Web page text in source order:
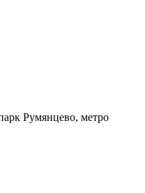
Румянцево, метро